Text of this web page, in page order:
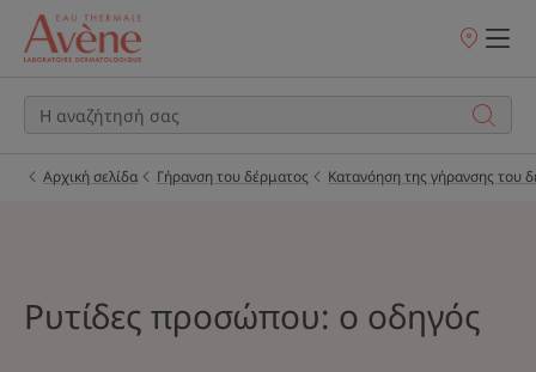
Σημεία
Αρχική σελίδα Γήρανση του δέρματος Κατανόηση της γήρανσης του
Ρυτίδες προσώπου: ο οδηγός